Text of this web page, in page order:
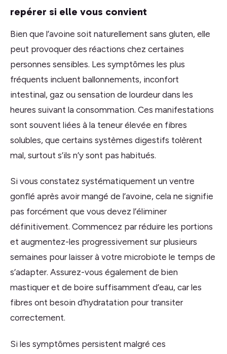
repérer si elle vous convient
Bien que l’avoine soit naturellement sans gluten, elle
peut provoquer des réactions chez certaines
personnes sensibles. Les symptômes les plus
fréquents incluent ballonnements, inconfort
intestinal, gaz ou sensation de lourdeur dans les
heures suivant la consommation. Ces manifestations
sont souvent liées à la teneur élevée en fibres
solubles, que certains systèmes digestifs tolèrent
mal, surtout s’ils n’y sont pas habitués.
Si vous constatez systématiquement un ventre
gonflé après avoir mangé de l’avoine, cela ne signifie
pas forcément que vous devez l’éliminer
définitivement. Commencez par réduire les portions
et augmentez-les progressivement sur plusieurs
semaines pour laisser à votre microbiote le temps de
s’adapter. Assurez-vous également de bien
mastiquer et de boire suffisamment d’eau, car les
fibres ont besoin d’hydratation pour transiter
correctement.
Si les symptômes persistent malgré ces